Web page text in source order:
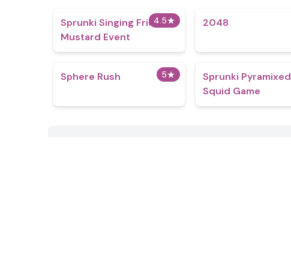
4.5★
Sprunki Singing Friends
Mustard Event
2048
5★
Sphere Rush
Sprunki Pyramixed
Squid Game